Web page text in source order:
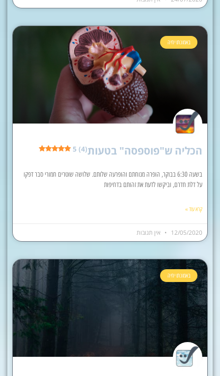
באמונתו יחיה
הכליה ש"פוספסה" בטעות5 (4)
בשעה 6:30 בבוקר, הופרה מנוחתם והופרעה שלותם. שלושה שוטרים חמורי סבר דפקו
על דלת חדרם, וביקשו לדעת את זהותם בדחיפות
קרא עוד »
12/05/2020 אין תגובות
באמונתו יחיה